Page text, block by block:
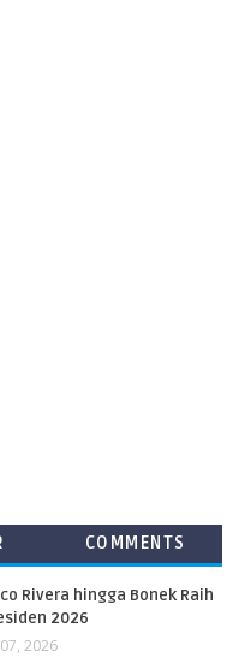
COMMENTS
Rivera hingga Bonek Raih
2026
2026